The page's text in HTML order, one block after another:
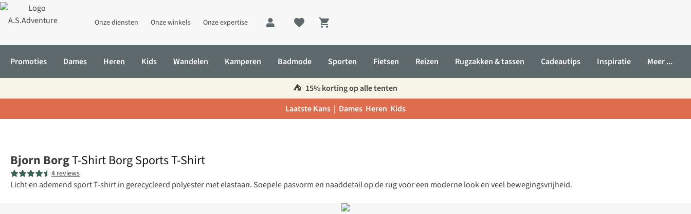
Onze diensten Onze winkels Onze expertise
Shopping cart
Promoties Dames Heren Kids Wandelen Kamperen Badmode Sporten Fietsen Reizen Rugzakken & tassen Cadeautips Inspiratie Meer ...
⛺️ 15% korting op alle tenten
Laatste Kans | Dames Heren Kids
Bjorn BorgT-Shirt Borg Sports T-Shirt
4 reviews
Licht en ademend sport T-shirt in gerecycleerd polyester met elastaan. Soepele pasvorm en naaddetail op de rug voor een moderne look en veel bewegingsvrijheid.